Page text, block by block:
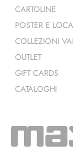
CARTOLINE
POSTER E
COLLEZIONI
OUTLET
GIFT CARDS
CATALOGHI